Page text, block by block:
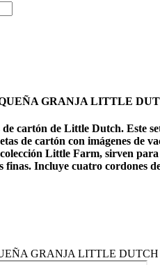
GRANJA LITTLE
cartón de Little Dutch. Este
de cartón con imágenes de
Little Farm, sirven para
finas. Incluye cuatro cordones
GRANJA LITTLE DUTCH